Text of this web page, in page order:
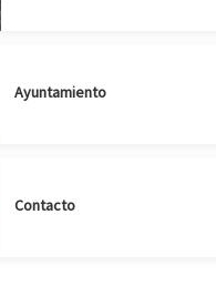
Ayuntamiento
Contacto